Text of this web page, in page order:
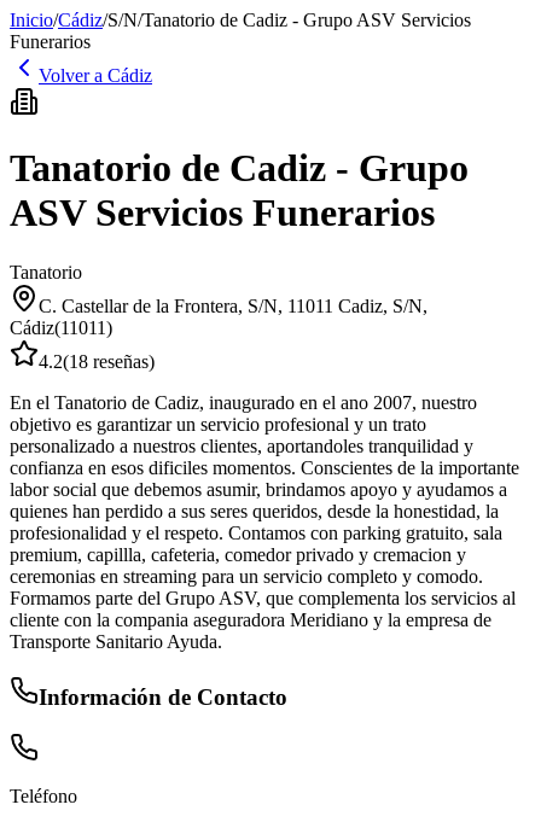
Inicio/Cádiz/S/N/Tanatorio de Cadiz - Grupo ASV Servicios
Funerarios
Volver a Cádiz
Tanatorio de Cadiz - Grupo
ASV Servicios Funerarios
Tanatorio
C. Castellar de la Frontera, S/N, 11011 Cadiz, S/N,
Cádiz(11011)
4.2(18 reseñas)
En el Tanatorio de Cadiz, inaugurado en el ano 2007, nuestro
objetivo es garantizar un servicio profesional y un trato
personalizado a nuestros clientes, aportandoles tranquilidad y
confianza en esos dificiles momentos. Conscientes de la importante
labor social que debemos asumir, brindamos apoyo y ayudamos a
quienes han perdido a sus seres queridos, desde la honestidad, la
profesionalidad y el respeto. Contamos con parking gratuito, sala
premium, capillla, cafeteria, comedor privado y cremacion y
ceremonias en streaming para un servicio completo y comodo.
Formamos parte del Grupo ASV, que complementa los servicios al
cliente con la compania aseguradora Meridiano y la empresa de
Transporte Sanitario Ayuda.
Información de Contacto
Teléfono